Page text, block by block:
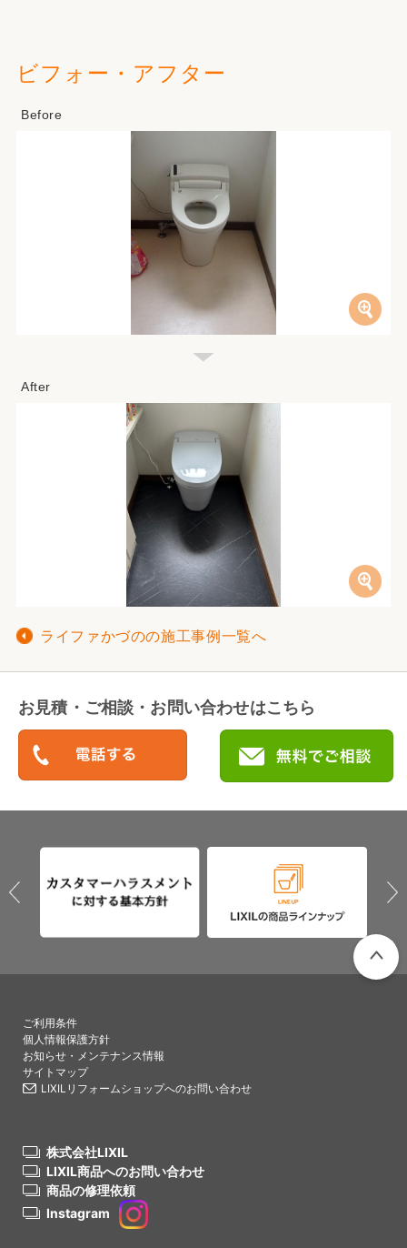
ビフォー・アフター
ライファかづのの施工事例一覧へ
お見積・ご相談・お問い合わせはこちら
ご利用条件
個人情報保護方針
お知らせ・メンテナンス情報
サイトマップ
LIXILリフォームショップへのお問い合わせ
株式会社LIXIL
LIXIL商品へのお問い合わせ
商品の修理依頼
Instagram